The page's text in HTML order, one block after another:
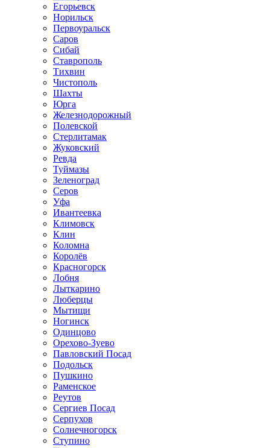
Егорьевск
Норильск
Первоуральск
Саров
Сибай
Ставрополь
Тихвин
Чистополь
Шахты
Юрга
Железнодорожный
Полевской
Стерлитамак
Жуковский
Ревда
Туймазы
Зеленоград
Серов
Уфа
Ивантеевка
Климовск
Клин
Коломна
Королёв
Красногорск
Лобня
Лыткарино
Люберцы
Мытищи
Ногинск
Одинцово
Орехово-Зуево
Павловский Посад
Подольск
Пушкино
Раменское
Реутов
Сергиев Посад
Серпухов
Солнечногорск
Ступино